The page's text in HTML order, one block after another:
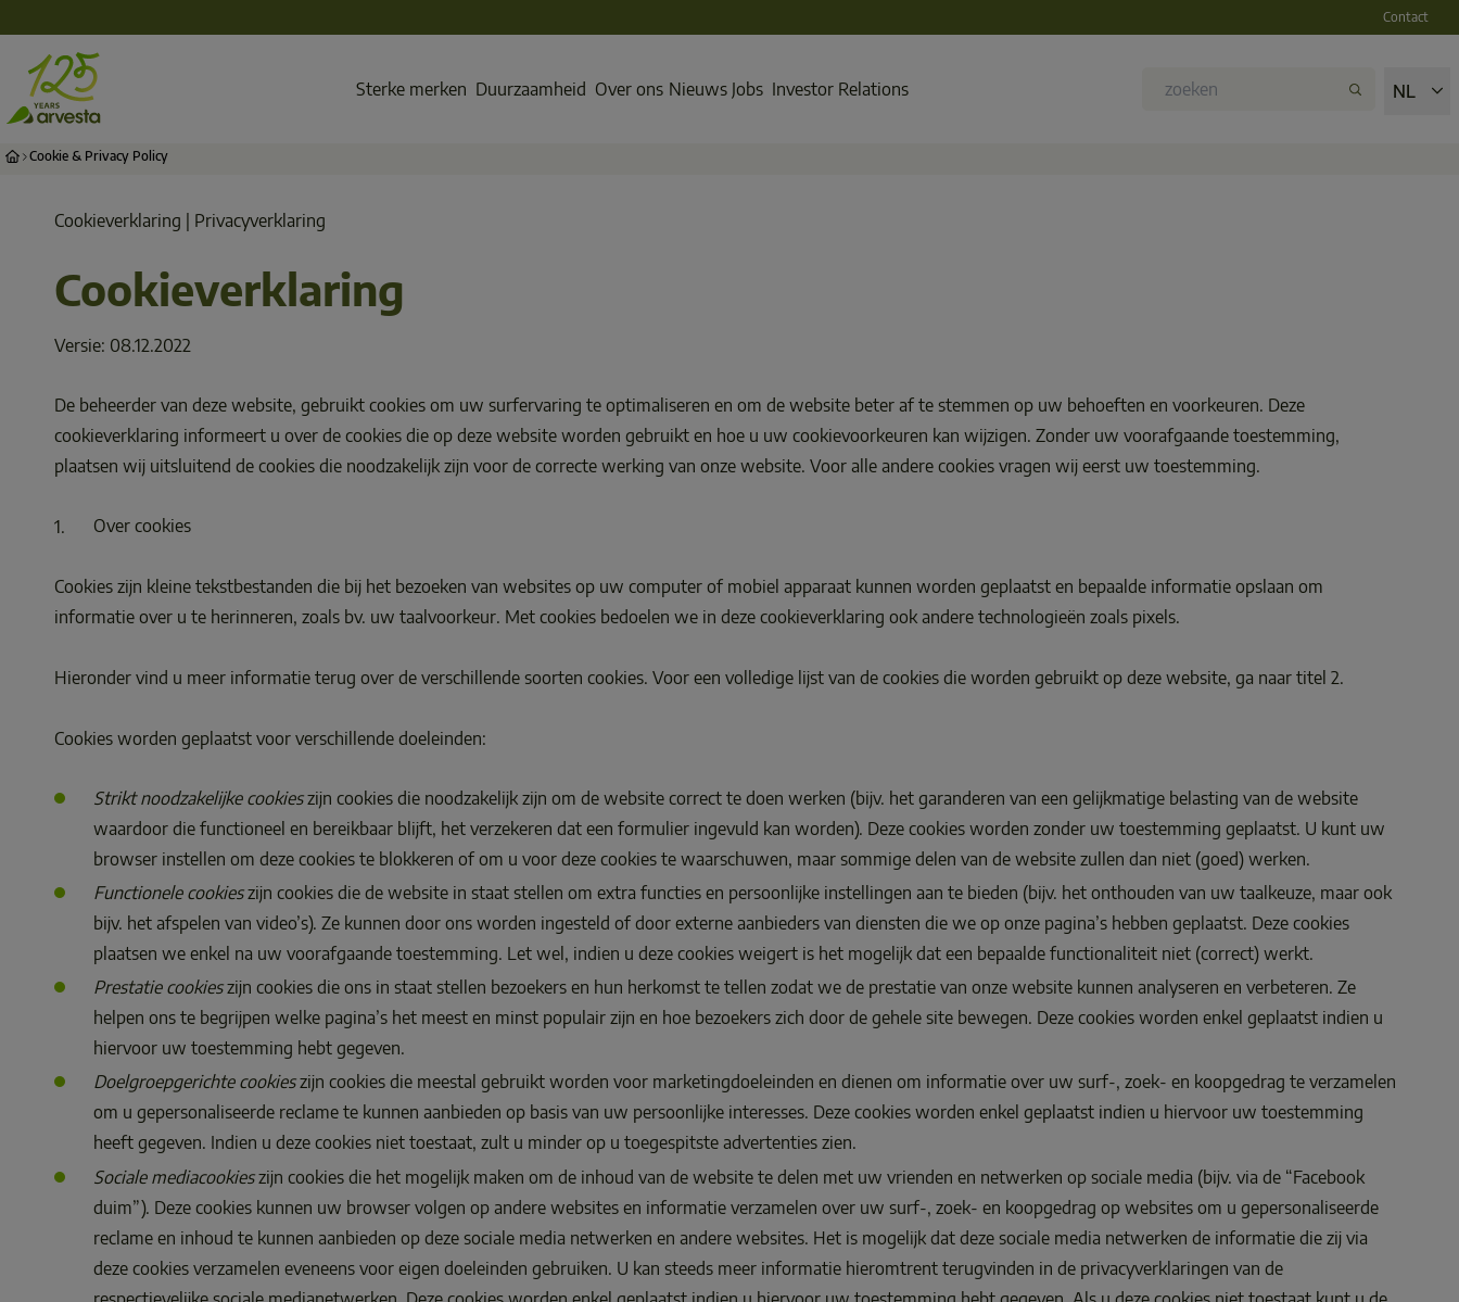
Contact
Sterke merken Duurzaamheid Over ons Nieuws Jobs Investor Relations NL
Cookie & Privacy Policy
Cookieverklaring | Privacyverklaring
Cookieverklaring
Versie: 08.12.2022
De beheerder van deze website, gebruikt cookies om uw surfervaring te optimaliseren en om de website beter af te stemmen op uw behoeften en voorkeuren. Deze
cookieverklaring informeert u over de cookies die op deze website worden gebruikt en hoe u uw cookievoorkeuren kan wijzigen. Zonder uw voorafgaande toestemming,
plaatsen wij uitsluitend de cookies die noodzakelijk zijn voor de correcte werking van onze website. Voor alle andere cookies vragen wij eerst uw toestemming.
Over cookies
Cookies zijn kleine tekstbestanden die bij het bezoeken van websites op uw computer of mobiel apparaat kunnen worden geplaatst en bepaalde informatie opslaan om
informatie over u te herinneren, zoals bv. uw taalvoorkeur. Met cookies bedoelen we in deze cookieverklaring ook andere technologieën zoals pixels.
Hieronder vind u meer informatie terug over de verschillende soorten cookies. Voor een volledige lijst van de cookies die worden gebruikt op deze website, ga naar titel 2.
Cookies worden geplaatst voor verschillende doeleinden:
Strikt noodzakelijke cookies zijn cookies die noodzakelijk zijn om de website correct te doen werken (bijv. het garanderen van een gelijkmatige belasting van de website
waardoor die functioneel en bereikbaar blijft, het verzekeren dat een formulier ingevuld kan worden). Deze cookies worden zonder uw toestemming geplaatst. U kunt uw
browser instellen om deze cookies te blokkeren of om u voor deze cookies te waarschuwen, maar sommige delen van de website zullen dan niet (goed) werken.
Functionele cookies zijn cookies die de website in staat stellen om extra functies en persoonlijke instellingen aan te bieden (bijv. het onthouden van uw taalkeuze, maar ook
bijv. het afspelen van video’s). Ze kunnen door ons worden ingesteld of door externe aanbieders van diensten die we op onze pagina’s hebben geplaatst. Deze cookies
plaatsen we enkel na uw voorafgaande toestemming. Let wel, indien u deze cookies weigert is het mogelijk dat een bepaalde functionaliteit niet (correct) werkt.
Prestatie cookies zijn cookies die ons in staat stellen bezoekers en hun herkomst te tellen zodat we de prestatie van onze website kunnen analyseren en verbeteren. Ze
helpen ons te begrijpen welke pagina’s het meest en minst populair zijn en hoe bezoekers zich door de gehele site bewegen. Deze cookies worden enkel geplaatst indien u
hiervoor uw toestemming hebt gegeven.
Doelgroepgerichte cookies zijn cookies die meestal gebruikt worden voor marketingdoeleinden en dienen om informatie over uw surf-, zoek- en koopgedrag te verzamelen
om u gepersonaliseerde reclame te kunnen aanbieden op basis van uw persoonlijke interesses. Deze cookies worden enkel geplaatst indien u hiervoor uw toestemming
heeft gegeven. Indien u deze cookies niet toestaat, zult u minder op u toegespitste advertenties zien.
Sociale mediacookies zijn cookies die het mogelijk maken om de inhoud van de website te delen met uw vrienden en netwerken op sociale media (bijv. via de “Facebook
duim”). Deze cookies kunnen uw browser volgen op andere websites en informatie verzamelen over uw surf-, zoek- en koopgedrag op websites om u gepersonaliseerde
reclame en inhoud te kunnen aanbieden op deze sociale media netwerken en andere websites. Het is mogelijk dat deze sociale media netwerken de informatie die zij via
deze cookies verzamelen eveneens voor eigen doeleinden gebruiken. U kan steeds meer informatie hieromtrent terugvinden in de privacyverklaringen van de